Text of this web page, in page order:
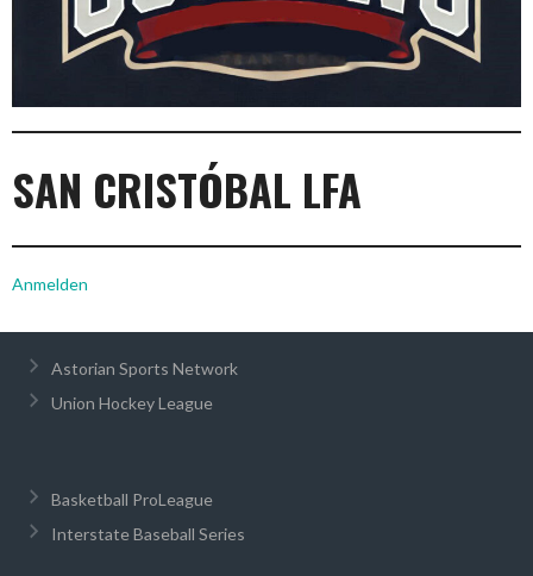
SAN CRISTÓBAL LFA
Anmelden
Astorian Sports Network
Union Hockey League
Basketball ProLeague
Interstate Baseball Series